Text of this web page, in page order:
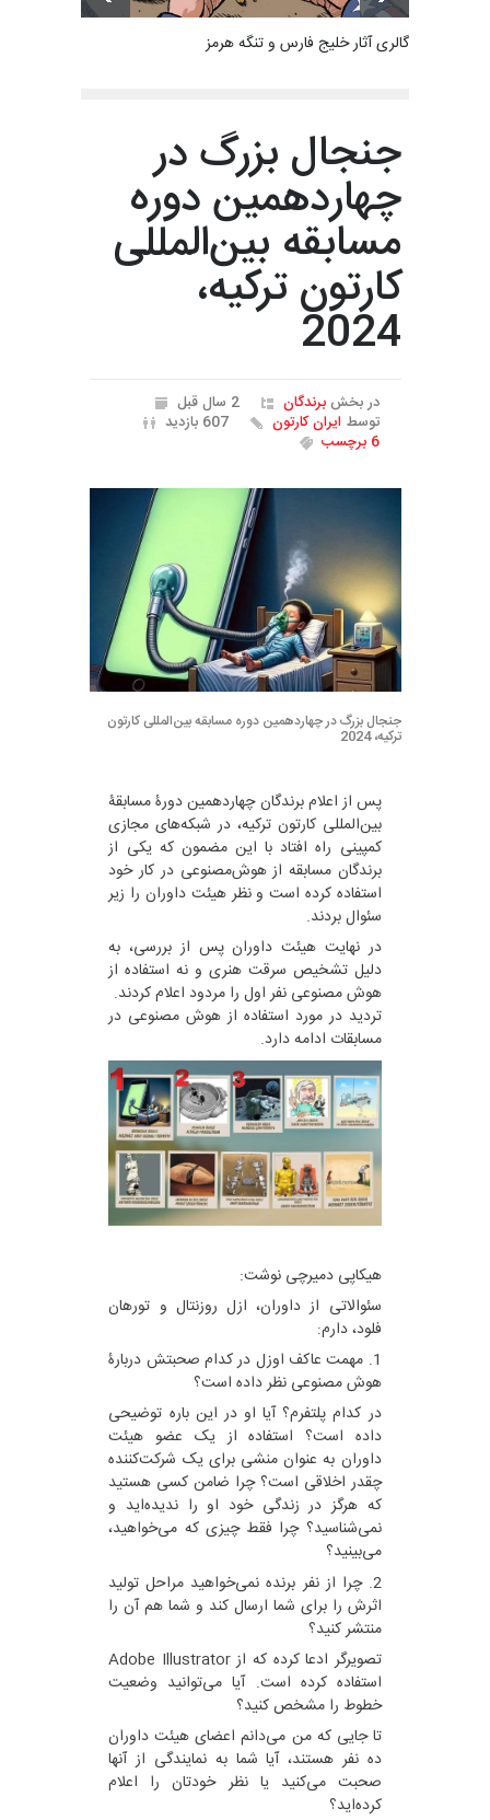
گالری آثار خلیج فارس و تنگه هرمز
جنجال بزرگ در
چهاردهمین دوره
مسابقه بین‌المللی
کارتون ترکیه،
2024
در بخشبرندگان
2 سال قبل
توسط ایران کارتون
607 بازدید
6 برچسب
جنجال بزرگ در چهاردهمین دوره مسابقه بین‌المللی کارتون
ترکیه، 2024
پس از اعلام برندگان چهاردهمین دورۀ مسابقۀ
بین‌المللی کارتون ترکیه، در شبکه‌های مجازی
کمپینی راه افتاد با این مضمون که یکی از
برندگان مسابقه از هوش‌مصنوعی در کار خود
استفاده کرده است و نظر هیئت داوران را زیر
سئوال بردند.
در نهایت هیئت داوران پس از بررسی، به
دلیل تشخیص سرقت هنری و نه استفاده از
هوش مصنوعی نفر اول را مردود اعلام کردند.
تردید در مورد استفاده از هوش مصنوعی در
مسابقات ادامه دارد.
هیکاپی دمیرچی نوشت:
سئوالاتی از داوران، ازل روزنتال و تورهان
فلود، دارم:
1. مهمت عاکف اوزل در کدام صحبتش دربارۀ
هوش مصنوعی نظر داده است؟
در کدام پلتفرم؟ آیا او در این باره توضیحی
داده است؟ استفاده از یک عضو هیئت
داوران به عنوان منشی برای یک شرکت‌کننده
چقدر اخلاقی است؟ چرا ضامن کسی هستید
که هرگز در زندگی خود او را ندیده‌اید و
نمی‌شناسید؟ چرا فقط چیزی که می‌خواهید،
می‌بینید؟
2. چرا از نفر برنده نمی‌خواهید مراحل تولید
اثرش را برای شما ارسال کند و شما هم آن را
منتشر کنید؟
تصویرگر ادعا کرده که از Adobe Illustrator
استفاده کرده است. آیا می‌توانید وضعیت
خطوط را مشخص کنید؟
تا جایی که من می‌دانم اعضای هیئت داوران
ده نفر هستند، آیا شما به نمایندگی از آنها
صحبت می‌کنید یا نظر خودتان را اعلام
کرده‌اید؟